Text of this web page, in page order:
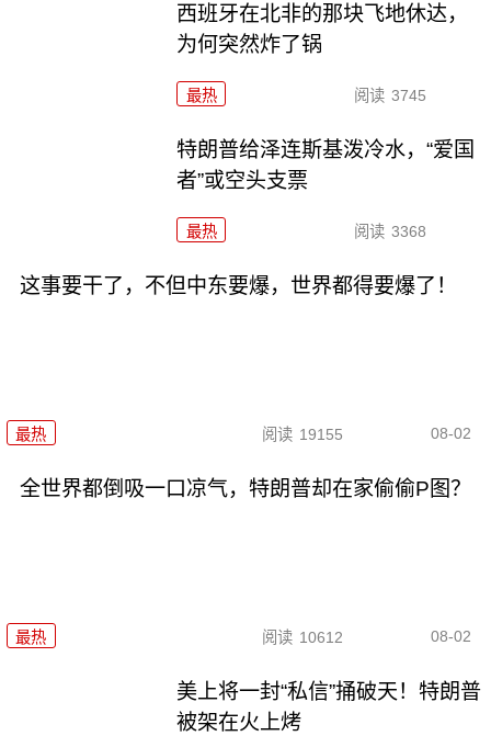
西班牙在北非的那块飞地休达，
为何突然炸了锅
最热 阅读 3745
特朗普给泽连斯基泼冷水，“爱国
者”或空头支票
最热 阅读 3368
这事要干了，不但中东要爆，世界都得要爆了！
最热 阅读 19155 08-02
全世界都倒吸一口凉气，特朗普却在家偷偷P图？
最热 阅读 10612 08-02
美上将一封“私信”捅破天！特朗普
被架在火上烤